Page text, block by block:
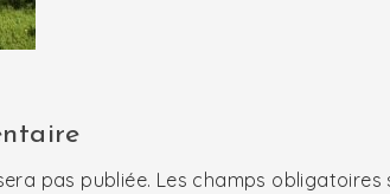
pas publiée. Les champs